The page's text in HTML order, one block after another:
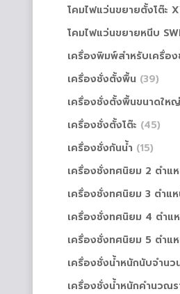
โคมไฟแว่นขยายตั้งโต๊ะ
โคมไฟแว่นขยายหนีบ
เครื่องพิมพ์สำหรับเครื่อ
เครื่องชั่งตั้งพื้น (39)
เครื่องชั่งตั้งพื้นขนาดใหญ่
เครื่องชั่งตั้งโต๊ะ (45)
เครื่องชั่งกันน้ำ (15)
เครื่องชั่งทศนิยม 2 ตำแ
เครื่องชั่งทศนิยม 3 ตำแ
เครื่องชั่งทศนิยม 4 ตำแ
เครื่องชั่งทศนิยม 5 ตำแ
เครื่องชั่งน้ำหนักนับจำนว
เครื่องชั่งน้ำหนักคำนวณร